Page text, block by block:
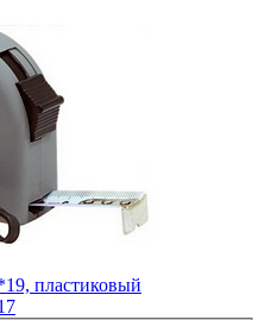
пластиковый